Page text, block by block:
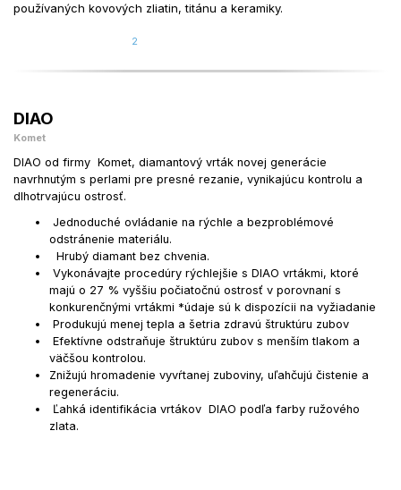
používaných kovových zliatin, titánu a keramiky.
2
DIAO
Komet
DIAO od firmy Komet, diamantový vrták novej generácie
navrhnutým s perlami pre presné rezanie, vynikajúcu kontrolu a
dlhotrvajúcu ostrosť.
Jednoduché ovládanie na rýchle a bezproblémové
odstránenie materiálu.
Hrubý diamant bez chvenia.
Vykonávajte procedúry rýchlejšie s DIAO vrtákmi, ktoré
majú o 27 % vyššiu počiatočnú ostrosť v porovnaní s
konkurenčnými vrtákmi *údaje sú k dispozícii na vyžiadanie
Produkujú menej tepla a šetria zdravú štruktúru zubov
Efektívne odstraňuje štruktúru zubov s menším tlakom a
väčšou kontrolou.
Znižujú hromadenie vyvŕtanej zuboviny, uľahčujú čistenie a
regeneráciu.
Ľahká identifikácia vrtákov DIAO podľa farby ružového
zlata.